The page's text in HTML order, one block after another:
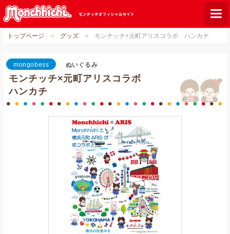
モンチッチとは？
お知らせ
グッズ
トップページ グッズ モンチッチ×元町アリスコラボ ハンカチ
mongobess ぬいぐるみ
モンチッチ×元町アリスコラボ
ハンカチ